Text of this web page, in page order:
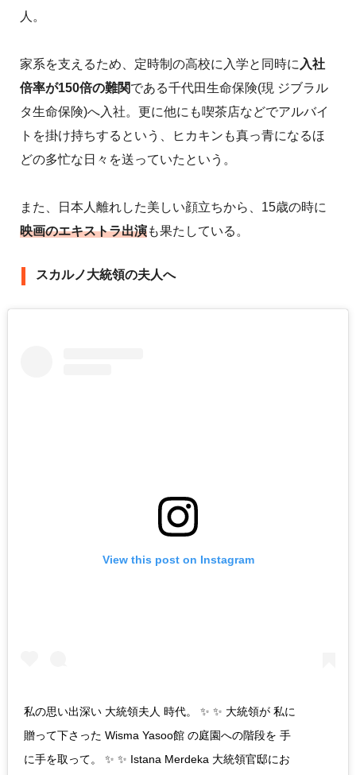
人。
家系を支えるため、定時制の高校に入学と同時に 入社
倍率が150倍の難関である千代田生命保険(現 ジブラル
タ生命保険)へ入社。更に他にも喫茶店などでアルバイ
トを掛け持ちするという、ヒカキンも真っ青になるほ
どの多忙な日々を送っていたという。
また、日本人離れした美しい顔立ちから、15歳の時に
映画のエキストラ出演も果たしている。
スカルノ大統領の夫人へ
View this post on Instagram
私の思い出深い 大統領夫人 時代。 ✨ ✨ 大統領が 私に
贈って下さった Wisma Yasoo館 の庭園への階段を 手
に手を取って。 ✨ ✨ Istana Merdeka 大統領官邸にお